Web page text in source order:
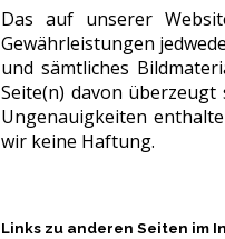
Das auf unserer
Gewährleistungen
und sämtliches
Seite(n) davon
Ungenauigkeiten
wir keine Haftung.
Links zu anderen Seiten im